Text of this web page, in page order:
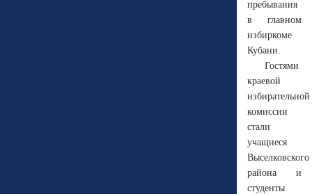
пребывания
в главном
избиркоме
Кубани.
Гостями
краевой
избирательной
комиссии
стали
учащиеся
Выселковского
района и
студенты